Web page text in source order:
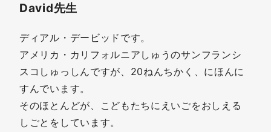
David先生
ディアル・デービッドです。
アメリカ・カリフォルニアしゅうのサンフランシ
スコしゅっしんですが、20ねんちかく、にほんに
すんでいます。
そのほとんどが、こどもたちにえいごをおしえる
しごとをしています。